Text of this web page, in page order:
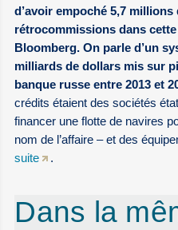
d’avoir empoché 5,7 millions
rétrocommissions dans
Bloomberg. On parle d’un
milliards de dollars mis sur
banque russe entre 2013 et
crédits étaient des sociétés
financer une flotte de navires
nom de l’affaire – et des
suite
.
Dans la